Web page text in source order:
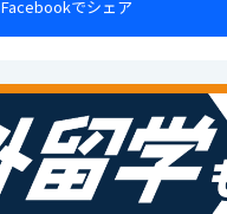
Facebookでシェア